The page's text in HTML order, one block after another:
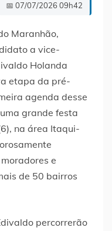
📅 07/07/2026 09h42
Maranhão,
a vice-
Holanda
etapa da pré-
agenda desse
grande festa
na área Itaqui-
e
de 50 bairros
percorrerão